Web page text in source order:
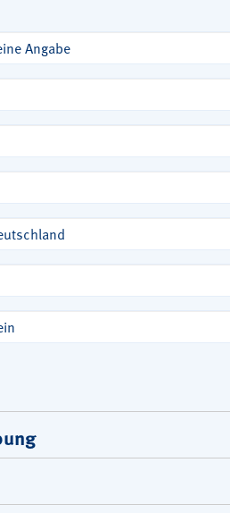
Angabe